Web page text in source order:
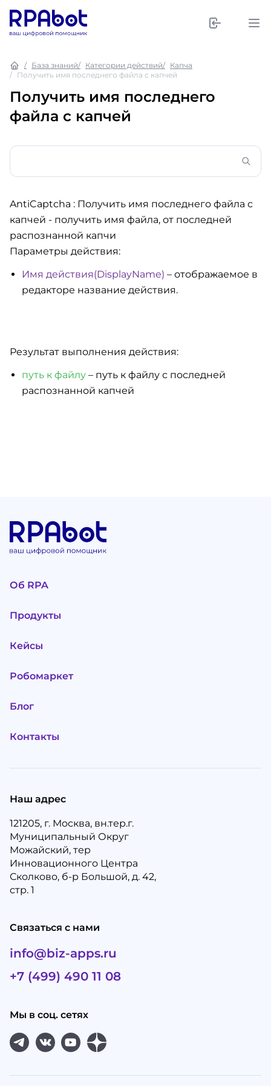
База знаний Категории действий
Капча
Получить имя последнего файла с капчей
Получить имя последнего
файла с капчей
AntiCaptcha : Получить имя последнего файла с
капчей - получить имя файла, от последней
распознанной капчи
Параметры действия:
Имя действия(DisplayName) – отображаемое в
редакторе название действия.
Результат выполнения действия:
путь к файлу – путь к файлу с последней
распознанной капчей
Об RPA
Продукты
Кейсы
Робомаркет
Блог
Контакты
Наш адрес
121205, г. Москва, вн.тер.г.
Муниципальный Округ
Можайский, тер
Инновационного Центра
Сколково, б-р Большой, д. 42,
стр. 1
Связаться с нами
info@biz-apps.ru
+7 (499) 490 11 08
Мы в соц. сетях